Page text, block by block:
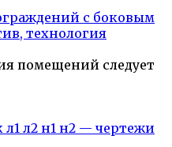
с боковым
технология
помещений следует
л2 н1 н2 — чертежи